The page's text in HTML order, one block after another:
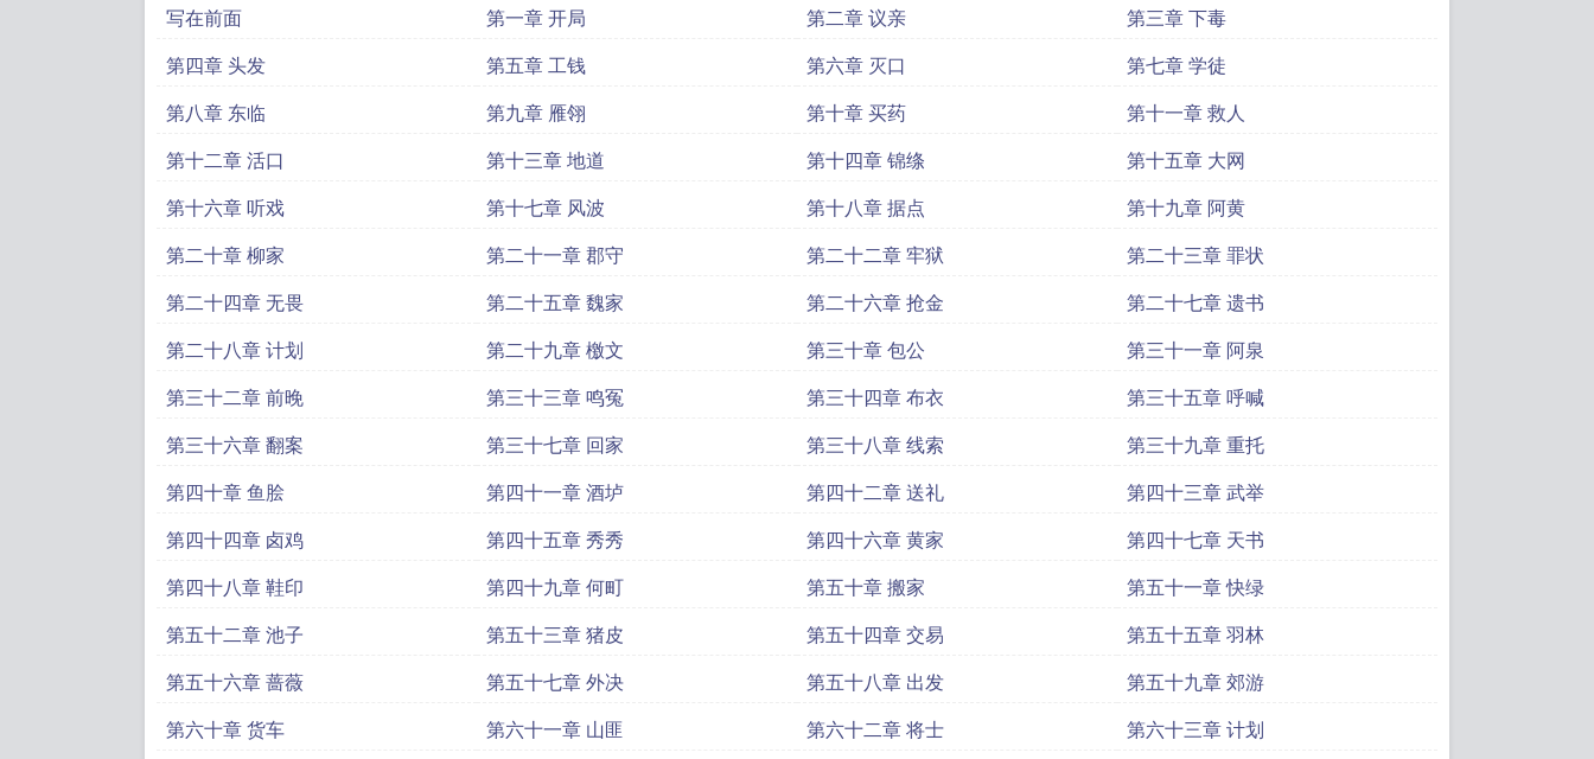
写在前面 第一章 开局 第二章 议亲
第三章 下毒
第四章 头发
第五章 工钱 第六章 灭口
第七章 学徒
第八章 东临
第九章 雁翎 第十章 买药
第十一章 救人
第十二章 活口
第十三章 地道 第十四章 锦绦
第十五章 大网
第十六章 听戏
第十七章 风波 第十八章 据点
第十九章 阿黄
第二十章 柳家
第二十一章 郡守 第二十二章 牢狱
第二十三章 罪状
第二十四章 无畏
第二十五章 魏家 第二十六章 抢金
第二十七章 遗书
第二十八章 计划
第二十九章 檄文 第三十章 包公
第三十一章 阿泉
第三十二章 前晚
第三十三章 鸣冤 第三十四章 布衣
第三十五章 呼喊
第三十六章 翻案
第三十七章 回家 第三十八章 线索
第三十九章 重托
第四十章 鱼脍
第四十一章 酒垆 第四十二章 送礼
第四十三章 武举
第四十四章 卤鸡
第四十五章 秀秀 第四十六章 黄家
第四十七章 天书
第四十八章 鞋印
第四十九章 何町 第五十章 搬家
第五十一章 快绿
第五十二章 池子
第五十三章 猪皮 第五十四章 交易
第五十五章 羽林
第五十六章 蔷薇
第五十七章 外决 第五十八章 出发
第五十九章 郊游
第六十章 货车
第六十一章 山匪 第六十二章 将士
第六十三章 计划